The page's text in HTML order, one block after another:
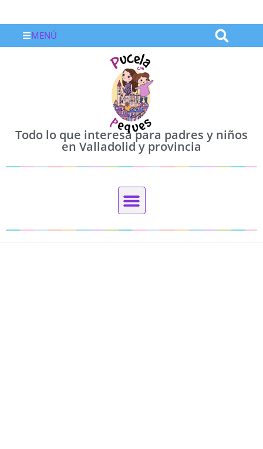
MENÚ
Todo lo que interesa para padres y niños
en Valladolid y provincia